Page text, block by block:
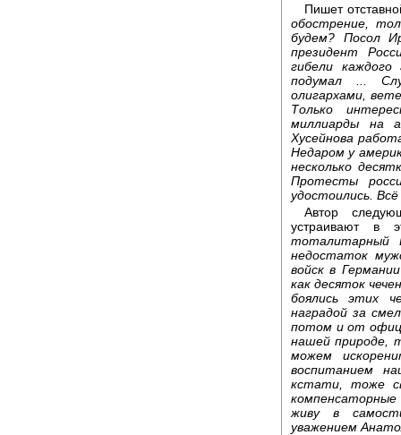
Пишет
обострение,
будем? Посол
президент
гибели
подумал ...
олигархами,
Только
миллиарды на
Хусейнова
Недаром у
несколько
Протесты
удостоились.
Автор
устраивают в
недостаток
войск в
как десяток
боялись этих
наградой за
потом и от
нашей природе,
можем
воспитанием
кстати, тоже
живу в
уважением